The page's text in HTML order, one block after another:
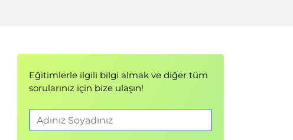
Eğitimlerle ilgili bilgi almak ve diğer tüm
sorularınız için bize ulaşın!